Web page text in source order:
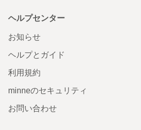
ヘルプセンター
お知らせ
ヘルプとガイド
利用規約
minneのセキュリティ
お問い合わせ